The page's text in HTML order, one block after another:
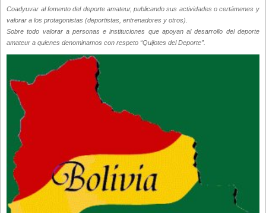
Coadyuvar al fomento del deporte amateur, publicando sus actividades o certámenes y
valorar a los protagonistas (deportistas, entrenadores y otros).
Sobre todo valorar a personas e instituciones que apoyan al desarrollo del deporte
amateur a quienes denominamos con respeto “Quijotes del Deporte”.